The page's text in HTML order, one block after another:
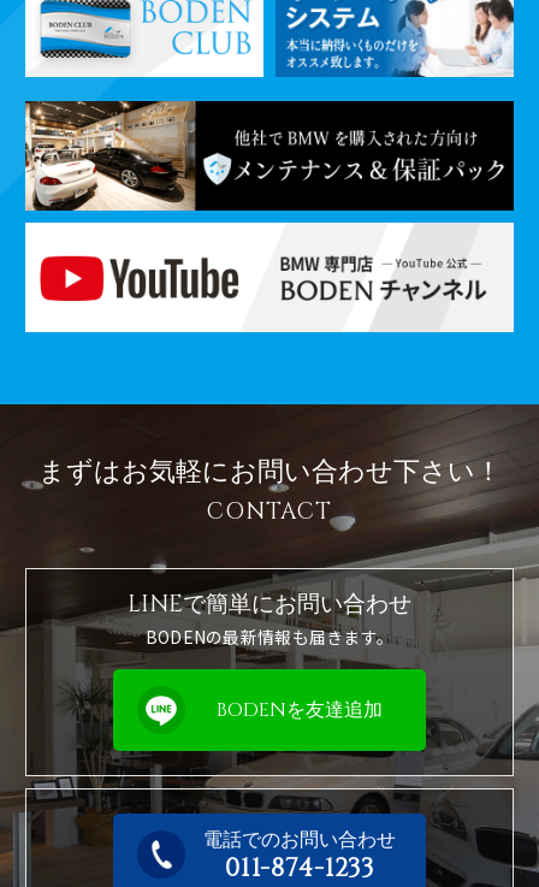
まずはお気軽にお問い合わせ下さい！
CONTACT
LINEで簡単にお問い合わせ
BODENの最新情報も届きます。
BODENを友達追加
電話でのお問い合わせ
011-874-1233